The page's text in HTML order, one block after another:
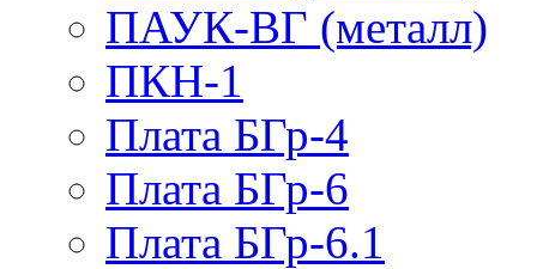
ПАУК-ВГ (металл)
ПКН-1
Плата БГр-4
Плата БГр-6
Плата БГр-6.1